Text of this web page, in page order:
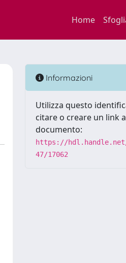
Home
Informazioni
Utilizza questo
citare o creare un link
documento:
https://hdl.handle.net/
47/17062